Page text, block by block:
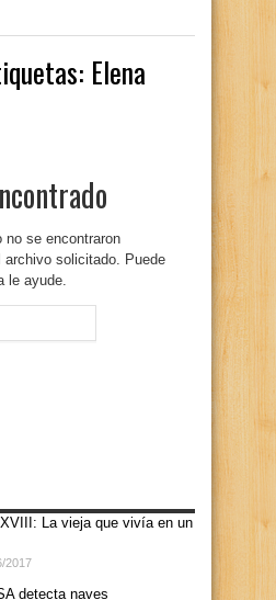
Elena
no se encontraron
archivo solicitado. Puede
le ayude.
La vieja que vivía en un
2017
detecta naves